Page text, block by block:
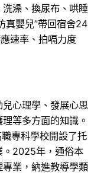
澡、換尿布、哄睡
真嬰兒”帶回宿舍24
速率、拍嗝力度
心理學、發展心思
等多方面的知識。
專科學校開設了托
。2025年，通俗本
業，納進教導學類